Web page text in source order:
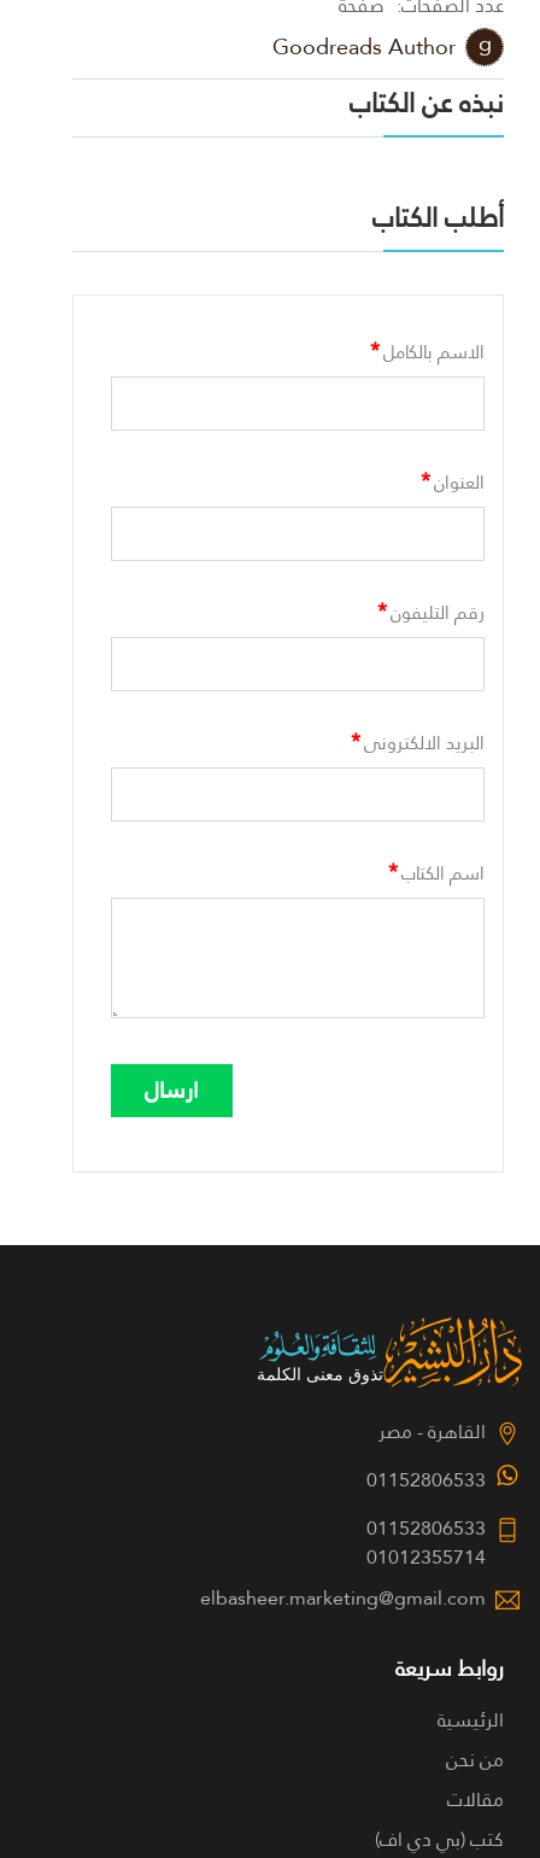
Goodreads Author
نبذه عن الكتاب
أطلب الكتاب
الاسم بالكامل*
العنوان*
رقم التليفون*
البريد الالكترونى*
اسم الكتاب*
القاهرة - مصر
01152806533
01152806533
01012355714
elbasheer.marketing@gmail.com
روابط سريعة
الرئيسية
من نحن
مقالات
كتب (بي دي اف)